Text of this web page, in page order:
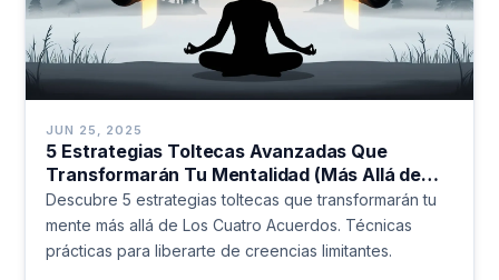
JUN 25, 2025
5 Estrategias Toltecas Avanzadas Que
Transformarán Tu Mentalidad (Más Allá de
Los Cuatro Acuerdos)
Descubre 5 estrategias toltecas que transformarán tu
mente más allá de Los Cuatro Acuerdos. Técnicas
prácticas para liberarte de creencias limitantes.